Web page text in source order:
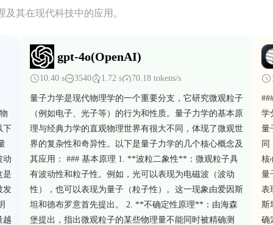
其在现代科技中的应用。
下
动
是
发
越
gpt-4o(OpenAI)
10.40 s 3540 1.72 s 70.18 tokens/s
量子力学是现代物理学的一个重要分支，它研究微观粒子
（例如电子、光子等）的行为和性质。量子力学的基本原
理与经典力学的直观物理世界有很大不同，体现了微观世
界的复杂性和奇异性。以下是量子力学的几个核心概念及
其应用： ### 基本原理 1. **波粒二象性**：微观粒子具
有波动性和粒子性。例如，光可以表现为电磁波（波动
性），也可以表现为量子（粒子性）。这一现象由爱因斯
坦和德布罗意首先提出。 2. **不确定性原理**：由海森
堡提出，指出微观粒子的某些物理量不能同时被精确测
学
量
核
量
表
斯
确